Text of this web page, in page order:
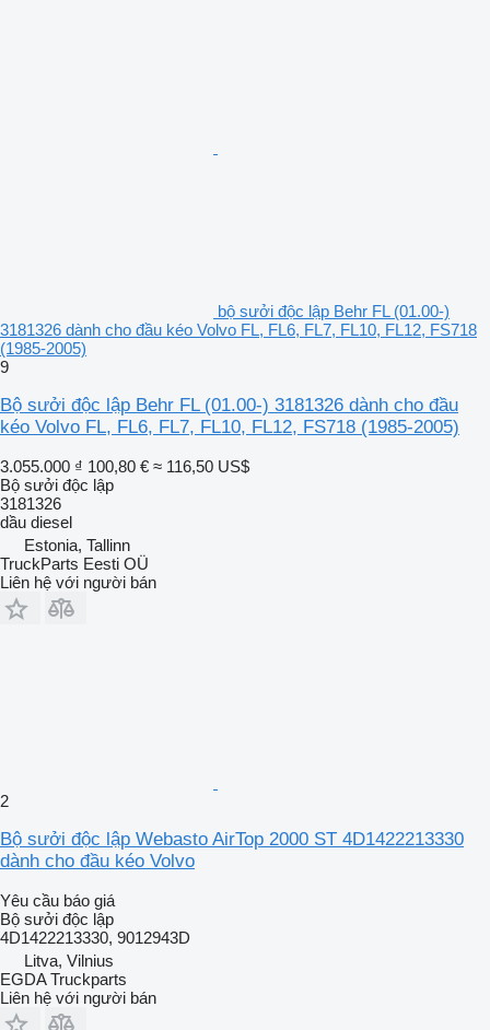
bộ sưởi độc lập Behr FL (01.00-)
3181326 dành cho đầu kéo Volvo FL, FL6, FL7, FL10, FL12, FS718
(1985-2005)
9
Bộ sưởi độc lập Behr FL (01.00-) 3181326 dành cho đầu
kéo Volvo FL, FL6, FL7, FL10, FL12, FS718 (1985-2005)
3.055.000 ₫ 100,80 € ≈ 116,50 US$
Bộ sưởi độc lập
3181326
dầu diesel
Estonia, Tallinn
TruckParts Eesti OÜ
Liên hệ với người bán
2
Bộ sưởi độc lập Webasto AirTop 2000 ST 4D1422213330
dành cho đầu kéo Volvo
Yêu cầu báo giá
Bộ sưởi độc lập
4D1422213330, 9012943D
Litva, Vilnius
EGDA Truckparts
Liên hệ với người bán